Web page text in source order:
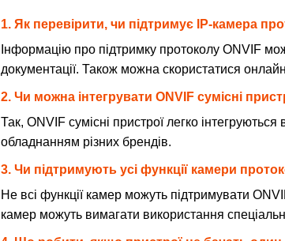
1. Як перевірити, чи підтримує IP-камера
Інформацію про підтримку протоколу ONVIF
документації. Також можна скористатися
2. Чи можна інтегрувати ONVIF сумісні
Так, ONVIF сумісні пристрої легко
обладнанням різних брендів.
3. Чи підтримують усі функції камери
Не всі функції камер можуть підтримувати
камер можуть вимагати використання